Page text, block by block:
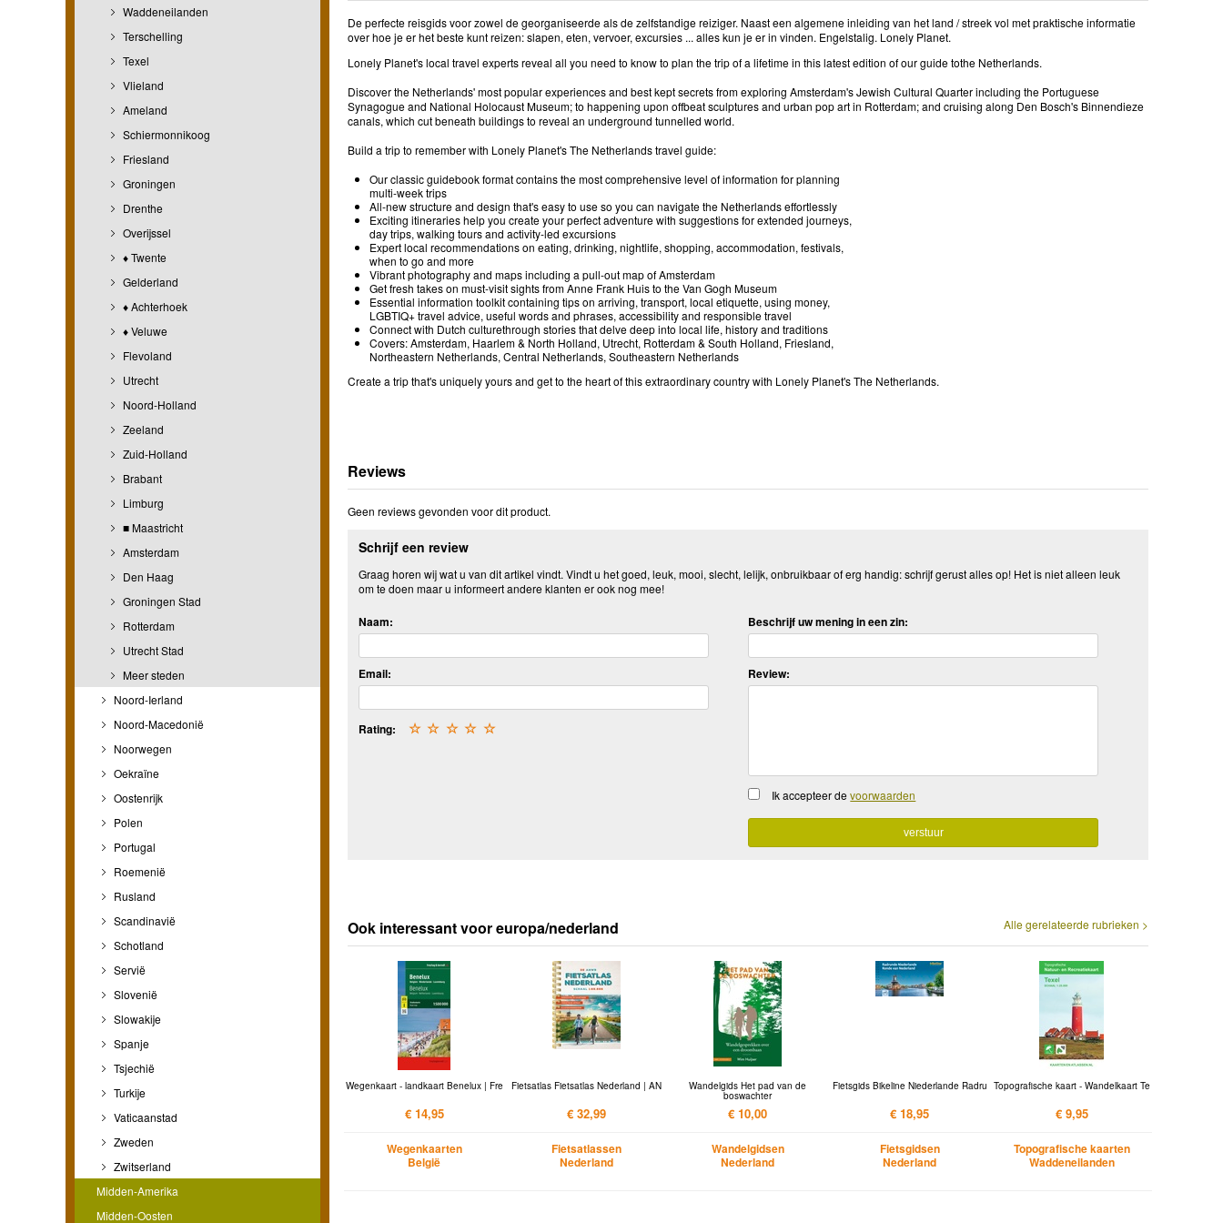
Waddeneilanden
Terschelling
Texel
Vlieland
Ameland
Schiermonnikoog
Friesland
Groningen
Drenthe
Overijssel
♦ Twente
Gelderland
♦ Achterhoek
♦ Veluwe
Flevoland
Utrecht
Noord-Holland
Zeeland
Zuid-Holland
Brabant
Limburg
■ Maastricht
Amsterdam
Den Haag
Groningen Stad
Rotterdam
Utrecht Stad
Meer steden
Noord-Ierland
Noord-Macedonië
Noorwegen
Oekraïne
Oostenrijk
Polen
Portugal
Roemenië
Rusland
Scandinavië
Schotland
Servië
Slovenië
Slowakije
Spanje
Tsjechië
Turkije
Vaticaanstad
Zweden
Zwitserland
Midden-Amerika
Midden-Oosten
De perfecte reisgids voor zowel de georganiseerde als de zelfstandige reiziger. Naast een algemene inleiding van het land / streek vol met praktische informatie
over hoe je er het beste kunt reizen: slapen, eten, vervoer, excursies ... alles kun je er in vinden. Engelstalig. Lonely Planet.
Lonely Planet's local travel experts reveal all you need to know to plan the trip of a lifetime in this latest edition of our guide tothe Netherlands.
Discover the Netherlands' most popular experiences and best kept secrets from exploring Amsterdam's Jewish Cultural Quarter including the Portuguese
Synagogue and National Holocaust Museum; to happening upon offbeat sculptures and urban pop art in Rotterdam; and cruising along Den Bosch's Binnendieze
canals, which cut beneath buildings to reveal an underground tunnelled world.
Build a trip to remember with Lonely Planet's The Netherlands travel guide:
Our classic guidebook format contains the most comprehensive level of information for planning
multi-week trips
All-new structure and design that's easy to use so you can navigate the Netherlands effortlessly
Exciting itineraries help you create your perfect adventure with suggestions for extended journeys,
day trips, walking tours and activity-led excursions
Expert local recommendations on eating, drinking, nightlife, shopping, accommodation, festivals,
when to go and more
Vibrant photography and maps including a pull-out map of Amsterdam
Get fresh takes on must-visit sights from Anne Frank Huis to the Van Gogh Museum
Essential information toolkit containing tips on arriving, transport, local etiquette, using money,
LGBTIQ+ travel advice, useful words and phrases, accessibility and responsible travel
Connect with Dutch culturethrough stories that delve deep into local life, history and traditions
Covers: Amsterdam, Haarlem & North Holland, Utrecht, Rotterdam & South Holland, Friesland,
Northeastern Netherlands, Central Netherlands, Southeastern Netherlands
Create a trip that's uniquely yours and get to the heart of this extraordinary country with Lonely Planet's The Netherlands.
Reviews
Geen reviews gevonden voor dit product.
Schrijf een review
Graag horen wij wat u van dit artikel vindt. Vindt u het goed, leuk, mooi, slecht, lelijk, onbruikbaar of erg handig: schrijf gerust alles op! Het is niet alleen leuk
om te doen maar u informeert andere klanten er ook nog mee!
Naam:
Email:
Rating: ☆
☆
☆
☆
☆
Beschrijf uw mening in een zin:
Review:
Ik accepteer devoorwaarden
Alle gerelateerde rubrieken >
Ook interessant voor europa/nederland
Wegenkaart - landkaart Benelux | Fre
€ 14,95
Wegenkaarten
België
Fietsatlas Fietsatlas Nederland | AN
€ 32,99
Fietsatlassen
Nederland
Wandelgids Het pad van de
boswachter
€ 10,00
Wandelgidsen
Nederland
Fietsgids Bikeline Niederlande Radru
€ 18,95
Fietsgidsen
Nederland
Topografische kaart - Wandelkaart Te
€ 9,95
Topografische kaarten
Waddeneilanden